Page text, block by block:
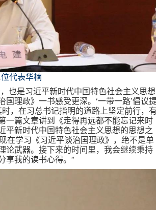
代表华楠
也是习近平新时代中国特色社会主义思想
理政》一书感受更深。‘一带一路’倡议
，在习总书记指明的道路上坚定前行，
一篇文章讲到《走得再远都不能忘记来时
平新时代中国特色社会主义思想的思想之
在学习《习近平谈治国理政》，绝不是单
论武器。接下来的时间里，我会继续秉持
享我的读书心得。”